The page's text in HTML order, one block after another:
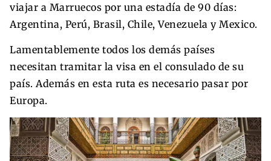
viajar a Marruecos por una estadía de 90 días:
Argentina, Perú, Brasil, Chile, Venezuela y Mexico.
Lamentablemente todos los demás países
necesitan tramitar la visa en el consulado de su
país. Además en esta ruta es necesario pasar por
Europa.